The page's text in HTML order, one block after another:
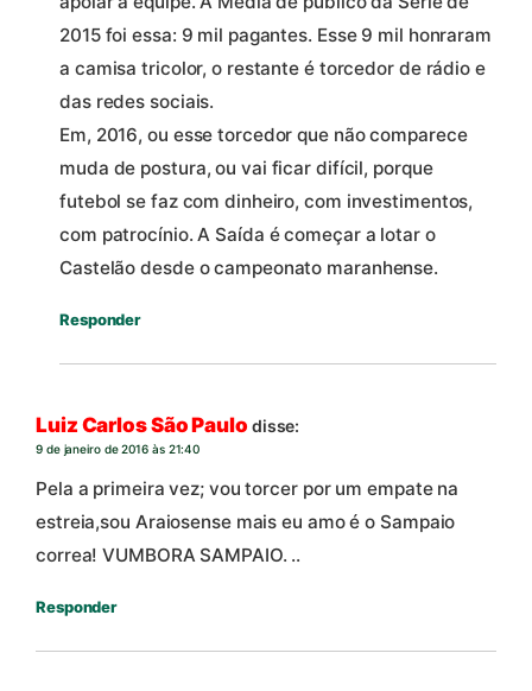
2015 foi essa: 9 mil pagantes. Esse 9 mil honraram
a camisa tricolor, o restante é torcedor de rádio e
das redes sociais.
Em, 2016, ou esse torcedor que não comparece
muda de postura, ou vai ficar difícil, porque
futebol se faz com dinheiro, com investimentos,
com patrocínio. A Saída é começar a lotar o
Castelão desde o campeonato maranhense.
Responder
Luiz Carlos São Paulo disse:
9 de janeiro de 2016 às 21:40
Pela a primeira vez; vou torcer por um empate na
estreia,sou Araiosense mais eu amo é o Sampaio
correa! VUMBORA SAMPAIO. ..
Responder